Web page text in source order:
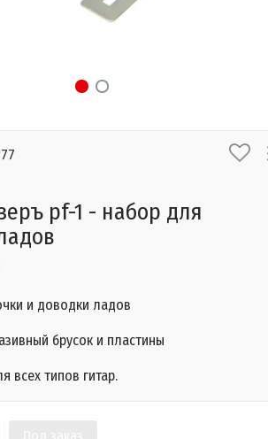
pf-1 - набор для
и доводки ладов
брусок и пластины
всех типов гитар.